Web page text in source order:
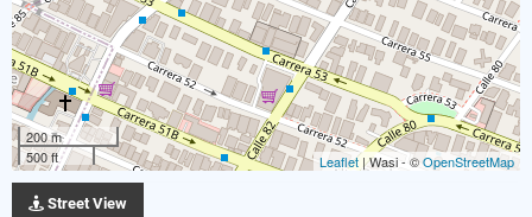
200 m
500 ft
Leaflet | Wasi - ©OpenStreetMap
Street View